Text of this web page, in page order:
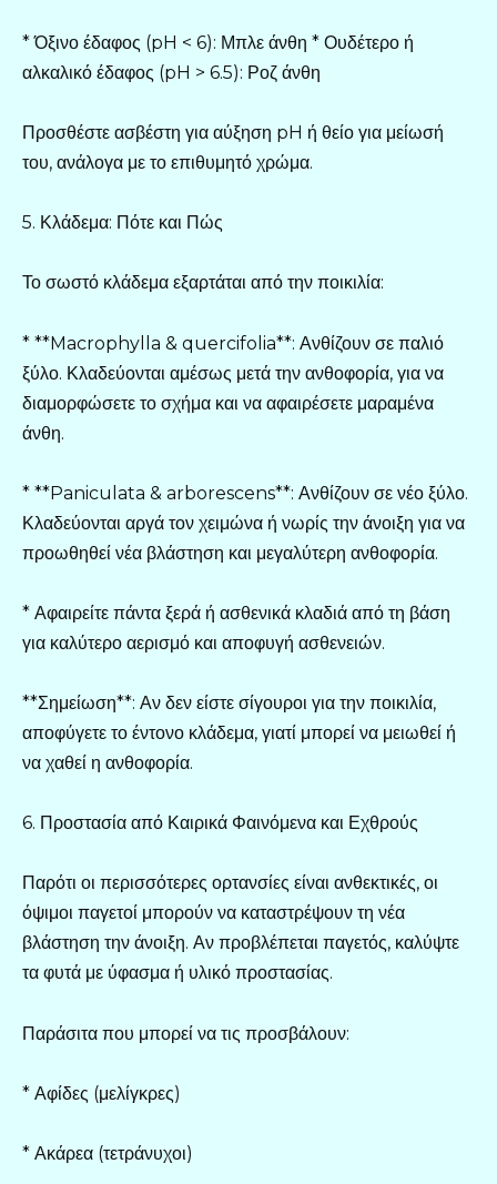
* Όξινο έδαφος (pH < 6): Μπλε άνθη * Ουδέτερο ή
αλκαλικό έδαφος (pH > 6.5): Ροζ άνθη
Προσθέστε ασβέστη για αύξηση pH ή θείο για μείωσή
του, ανάλογα με το επιθυμητό χρώμα.
5. Κλάδεμα: Πότε και Πώς
Το σωστό κλάδεμα εξαρτάται από την ποικιλία:
* **Macrophylla & quercifolia**: Ανθίζουν σε παλιό
ξύλο. Κλαδεύονται αμέσως μετά την ανθοφορία, για να
διαμορφώσετε το σχήμα και να αφαιρέσετε μαραμένα
άνθη.
* **Paniculata & arborescens**: Ανθίζουν σε νέο ξύλο.
Κλαδεύονται αργά τον χειμώνα ή νωρίς την άνοιξη για να
προωθηθεί νέα βλάστηση και μεγαλύτερη ανθοφορία.
* Αφαιρείτε πάντα ξερά ή ασθενικά κλαδιά από τη βάση
για καλύτερο αερισμό και αποφυγή ασθενειών.
**Σημείωση**: Αν δεν είστε σίγουροι για την ποικιλία,
αποφύγετε το έντονο κλάδεμα, γιατί μπορεί να μειωθεί ή
να χαθεί η ανθοφορία.
6. Προστασία από Καιρικά Φαινόμενα και Εχθρούς
Παρότι οι περισσότερες ορτανσίες είναι ανθεκτικές, οι
όψιμοι παγετοί μπορούν να καταστρέψουν τη νέα
βλάστηση την άνοιξη. Αν προβλέπεται παγετός, καλύψτε
τα φυτά με ύφασμα ή υλικό προστασίας.
Παράσιτα που μπορεί να τις προσβάλουν:
* Αφίδες (μελίγκρες)
* Ακάρεα (τετράνυχοι)